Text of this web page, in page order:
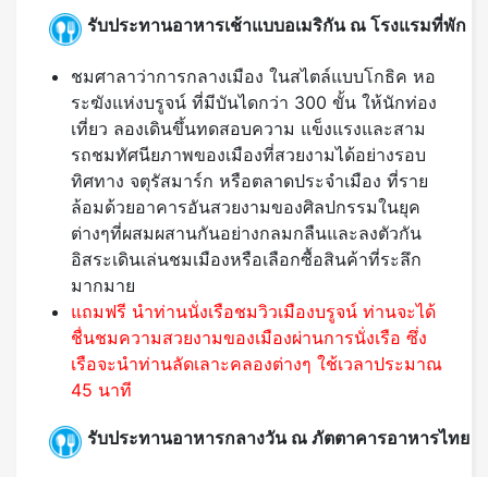
รับประทานอาหารเช้าแบบอเมริกัน ณ โรงแรมที่พัก
ชมศาลาว่าการกลางเมือง ในสไตล์แบบโกธิค หอ
ระฆังแห่งบรูจน์ ที่มีบันไดกว่า 300 ขั้น ให้นักท่อง
เที่ยว ลองเดินขึ้นทดสอบความ แข็งแรงและสาม
รถชมทัศนียภาพของเมืองที่สวยงามได้อย่างรอบ
ทิศทาง จตุรัสมาร์ก หรือตลาดประจำเมือง ที่ราย
ล้อมด้วยอาคารอันสวยงามของศิลปกรรมในยุค
ต่างๆที่ผสมผสานกันอย่างกลมกลืนและลงตัวกัน
อิสระเดินเล่นชมเมืองหรือเลือกซื้อสินค้าที่ระลึก
มากมาย
แถมฟรี นำท่านนั่งเรือชมวิวเมืองบรูจน์ ท่านจะได้
ชื่นชมความสวยงามของเมืองผ่านการนั่งเรือ ซึ่ง
เรือจะนำท่านลัดเลาะคลองต่างๆ ใช้เวลาประมาณ
45 นาที
รับประทานอาหารกลางวัน ณ ภัตตาคารอาหารไทย